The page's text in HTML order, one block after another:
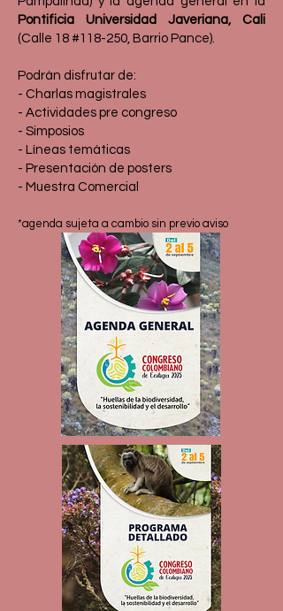
Pontificia Universidad Javeriana, Cali
(Calle 18 #118-250, Barrio Pance).
Podrán disfrutar de:​
- Charlas magistrales
- Actividades pre congreso
- Simposios
- Líneas temáticas
- Presentación de posters
- Muestra Comercial
*agenda sujeta a cambio sin previo aviso